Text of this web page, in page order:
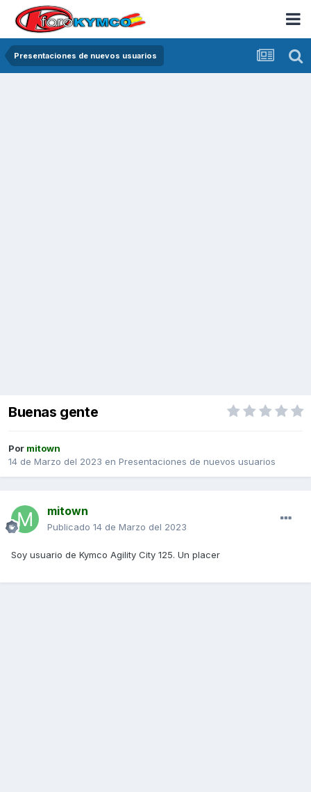
Presentaciones de nuevos usuarios
Buenas gente
Por mitown
14 de Marzo del 2023 en Presentaciones de nuevos usuarios
mitown
Publicado 14 de Marzo del 2023
Soy usuario de Kymco Agility City 125. Un placer